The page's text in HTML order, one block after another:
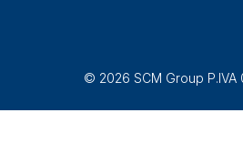
© 2026 SCM Group P.IVA